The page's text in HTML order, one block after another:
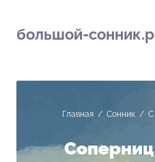
большой-
Главная / Сонник / С